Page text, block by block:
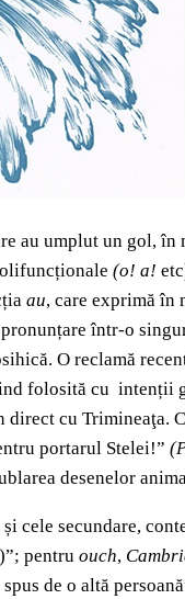
au umplut un gol, în
(o! a!
au, care exprimă în
într-o
O reclamă
folosită cu
cu Trimineaţa.
portarul Stelei!”
desenelor
cele secundare,
pentru ouch,
de o altă